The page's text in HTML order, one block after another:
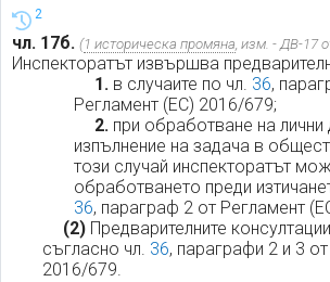
2
чл. 17б. (1 историческа промяна, изм. - ДВ-17
Инспекторатът извършва
1.в случаите по чл. 36,
Регламент (ЕС) 2016/679;
2.при обработване на лични
изпълнение на задача в
този случай инспекторатът
обработването преди
36, параграф 2 от Регламент
(2) Предварителните
съгласно чл. 36, параграфи 2 и 3
2016/679.